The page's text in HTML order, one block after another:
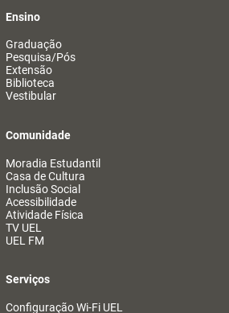
Ensino
Graduação
Pesquisa/Pós
Extensão
Biblioteca
Vestibular
Comunidade
Moradia Estudantil
Casa de Cultura
Inclusão Social
Acessibilidade
Atividade Física
TV UEL
UEL FM
Serviços
Configuração Wi-Fi UEL